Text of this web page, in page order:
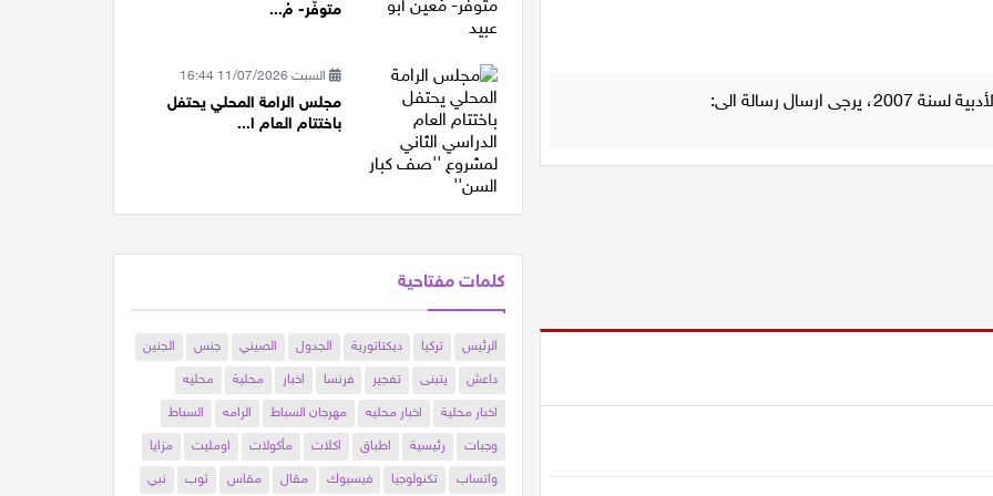
متوفّر- مُ...
السبت 11/07/2026 16:44
مجلس الرامة المحلي يحتفل
باختتام العام ا...
كلمات مفتاحية
الرئيس تركيا ديكتاتورية الجدول الصيني جنس
الجنين
داعش
يتبنى تفجير فرنسا اخبار محلية
محليه
اخبار محلية
اخبار محليه مهرجان السباط الرامه
السباط
وجبات
رئيسية اطباق اكلات مأكولات اومليت
مزايا
واتساب
تكنولوجيا فيسبوك مقال مقاس ثوب نبي